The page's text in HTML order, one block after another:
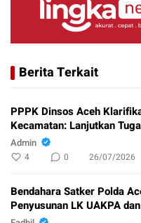
Berita Terkait
PPPK Dinsos Aceh
Kecamatan: Lanjutkan
Admin
4 0 26/07/2026
Bendahara Satker Polda
Penyusunan LK UAKPA